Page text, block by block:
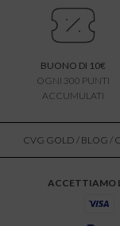
BUONO DI 10€
OGNI 300 PUNTI
ACCUMULATI
CVG GOLD / BLOG /
ACCETTIAMO